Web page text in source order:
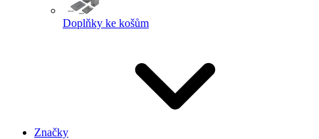
Doplňky ke košům
Značky